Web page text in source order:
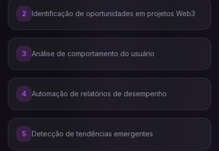
2 Identificação de oportunidades em projetos Web3
3 Análise de comportamento do usuário
4 Automação de relatórios de desempenho
5 Detecção de tendências emergentes